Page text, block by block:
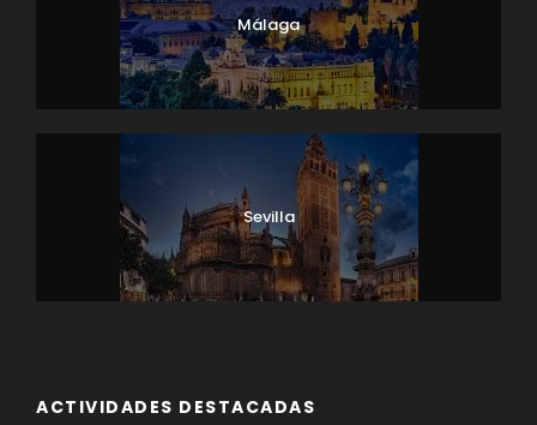
Málaga
Sevilla
ACTIVIDADES DESTACADAS